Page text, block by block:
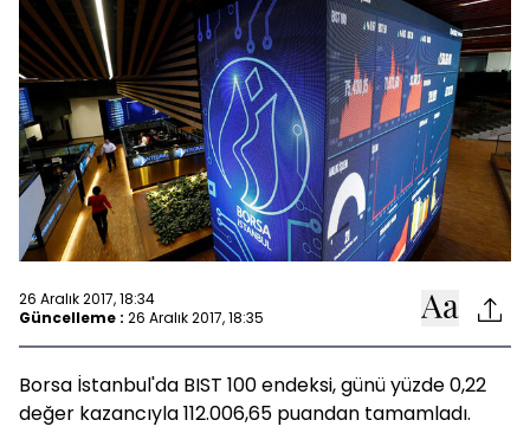
26 Aralık 2017, 18:34
Güncelleme : 26 Aralık 2017, 18:35
Borsa İstanbul'da BIST 100 endeksi, günü yüzde 0,22
değer kazancıyla 112.006,65 puandan tamamladı.